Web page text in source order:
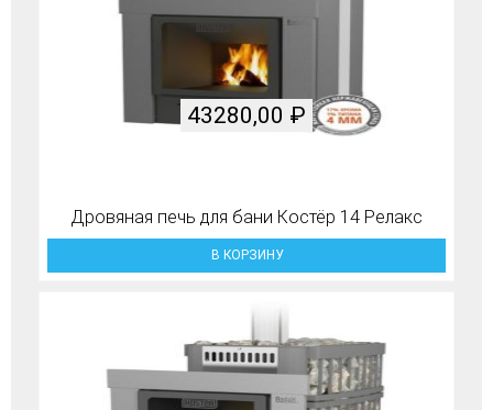
Дровяная печь для бани Костёр 14 Релакс
43280,00 ₽
В КОРЗИНУ